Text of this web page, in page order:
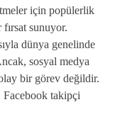
için popülerlik
sunuyor.
dünya genelinde
sosyal medya
bir görev değildir.
takipçi